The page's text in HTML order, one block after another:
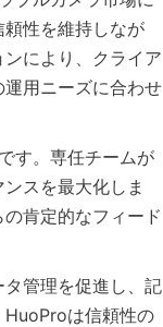
性を維持しなが
により、クライア
用ニーズに合わせ
す。専任チームが
スを最大化しま
肯定的なフィード
管理を促進し、記
HuoProは信頼性の